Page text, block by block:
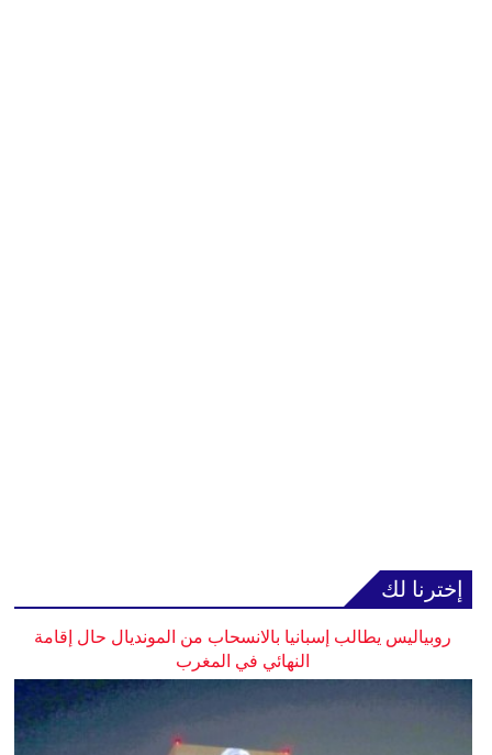
إخترنا لك
روبياليس يطالب إسبانيا بالانسحاب من المونديال حال إقامة
النهائي في المغرب